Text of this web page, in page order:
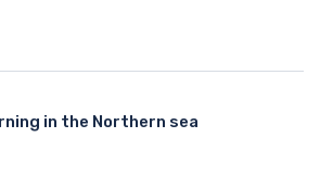
in the Northern sea